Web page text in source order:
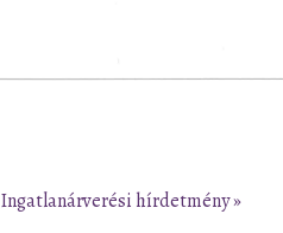
Ingatlanárverési hírdetmény »